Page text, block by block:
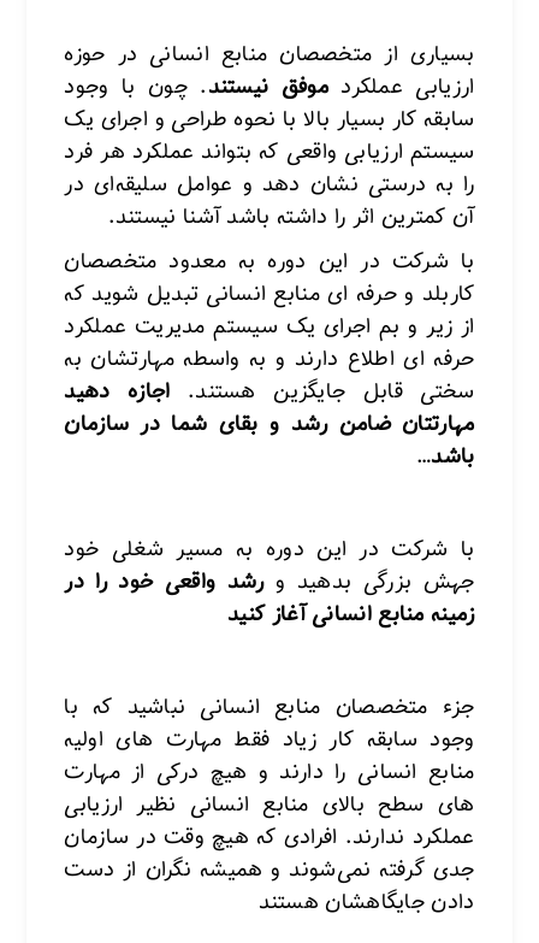
بسیاری از متخصصان منابع انسانی در حوزه
ارزیابی عملکردموفق نیستند.چون با وجود
سابقه کار بسیار بالا با نحوه طراحی و اجرای یک
سیستم ارزیابی واقعی که بتواند عملکرد هر فرد
را به درستی نشان دهد و عوامل سلیقه‌ای در
آن کمترین اثر را داشته باشد آشنا نیستند.
با شرکت در این دوره به معدود متخصصان
کاربلد و حرفه ای منابع انسانی تبدیل شوید که
از زیر و بم اجرای یک سیستم مدیریت عملکرد
حرفه ای اطلاع دارند و به واسطه مهارتشان به
سختی قابل جایگزین هستند. اجازه دهید
مهارتتان ضامن رشد و بقای شما در سازمان
باشد…
با شرکت در این دوره به مسیر شغلی خود
جهش بزرگی بدهید ورشد واقعی خود را در
زمینه منابع انسانی آغاز کنید
جزء متخصصان منابع انسانی نباشید که با
وجود سابقه کار زیاد فقط مهارت های اولیه
منابع انسانی را دارند و هیچ درکی از مهارت
های سطح بالای منابع انسانی نظیر ارزیابی
عملکرد ندارند. افرادی که هیچ وقت در سازمان
جدی گرفته نمی‌شوند و همیشه نگران از دست
دادن جایگاهشان هستند